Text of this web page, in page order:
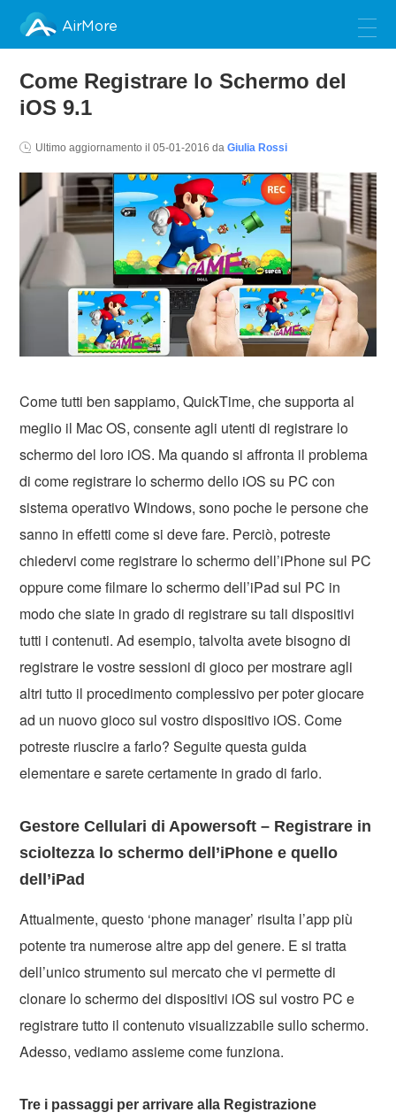
AirMore
Come Registrare lo Schermo del
iOS 9.1
Ultimo aggiornamento il05-01-2016 daGiulia Rossi
Come tutti ben sappiamo, QuickTime, che supporta al
meglio il Mac OS, consente agli utenti di registrare lo
schermo del loro iOS. Ma quando si affronta il problema
di come registrare lo schermo dello iOS su PC con
sistema operativo Windows, sono poche le persone che
sanno in effetti come si deve fare. Perciò, potreste
chiedervi come registrare lo schermo dell’iPhone sul PC
oppure come filmare lo schermo dell’iPad sul PC in
modo che siate in grado di registrare su tali dispositivi
tutti i contenuti. Ad esempio, talvolta avete bisogno di
registrare le vostre sessioni di gioco per mostrare agli
altri tutto il procedimento complessivo per poter giocare
ad un nuovo gioco sul vostro dispositivo iOS. Come
potreste riuscire a farlo? Seguite questa guida
elementare e sarete certamente in grado di farlo.
Gestore Cellulari di Apowersoft – Registrare in
scioltezza lo schermo dell’iPhone e quello
dell’iPad
Attualmente, questo ‘phone manager’ risulta l’app più
potente tra numerose altre app del genere. E si tratta
dell’unico strumento sul mercato che vi permette di
clonare lo schermo dei dispositivi iOS sul vostro PC e
registrare tutto il contenuto visualizzabile sullo schermo.
Adesso, vediamo assieme come funziona.
Tre i passaggi per arrivare alla Registrazione